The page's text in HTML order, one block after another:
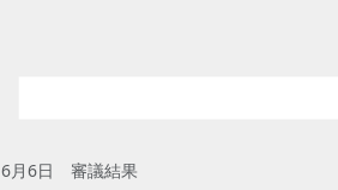
6月6日 審議結果